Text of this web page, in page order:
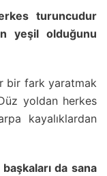
turuncudur
yeşil olduğunu
bir fark yaratmak
yoldan herkes
kayalıklardan
da sana